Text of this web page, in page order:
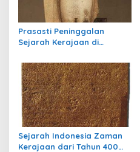
Prasasti Peninggalan
Sejarah Kerajaan di
Sejarah Indonesia Zaman
Kerajaan dari Tahun 400